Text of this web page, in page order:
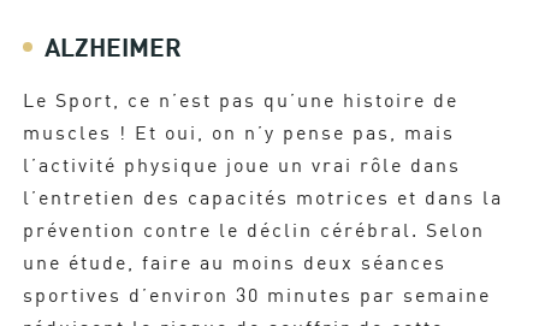
ALZHEIMER
Le Sport, ce n’est pas qu’une histoire de
muscles ! Et oui, on n’y pense pas, mais
l’activité physique joue un vrai rôle dans
l’entretien des capacités motrices et dans la
prévention contre le déclin cérébral. Selon
une étude, faire au moins deux séances
sportives d’environ 30 minutes par semaine